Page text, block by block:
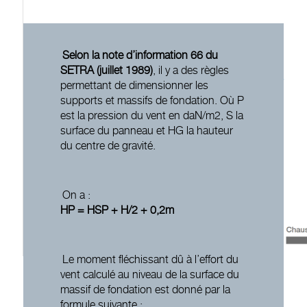
Selon la note d’information 66 du
SETRA (juillet 1989), il y a des règles
permettant de dimensionner les
supports et massifs de fondation. Où P
est la pression du vent en daN/m2, S la
surface du panneau et HG la hauteur
du centre de gravité.
On a :
HP = HSP + H/2 + 0,2m
Le moment fléchissant dû à l’effort du
vent calculé au niveau de la surface du
massif de fondation est donné par la